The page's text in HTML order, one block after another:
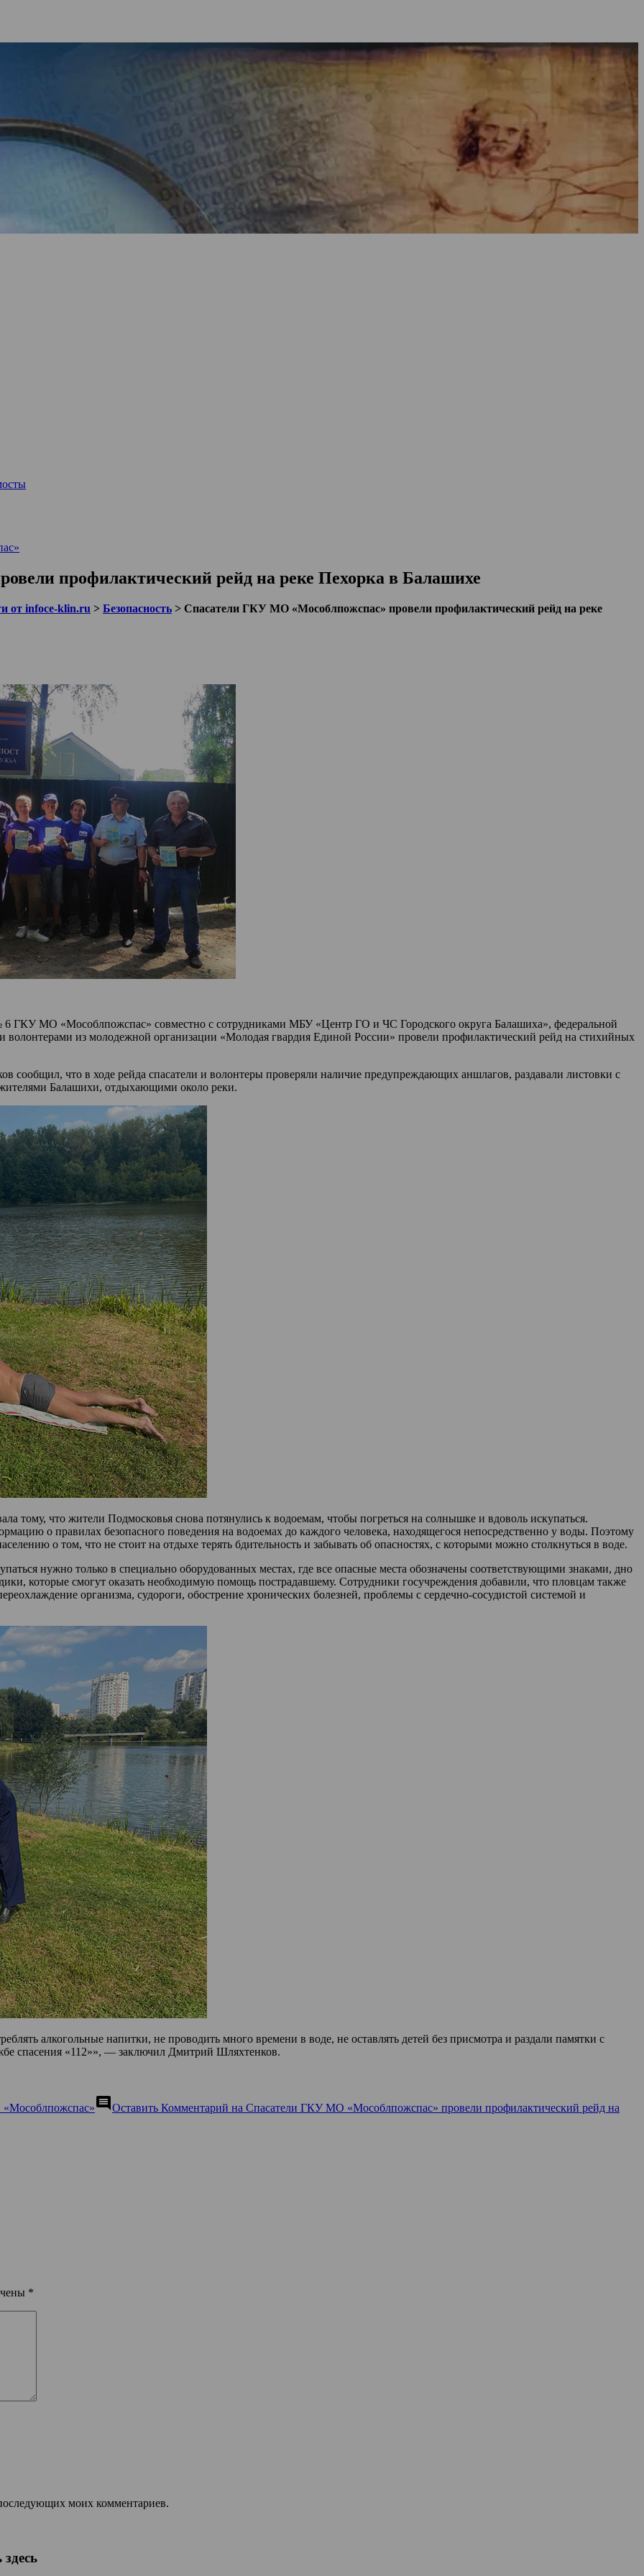
профилактический рейд на реке Пехорка в Балашихе
от infoce-klin.ru > Безопасность > Спасатели ГКУ МО «Мособлпожспас» провели профилактический рейд на реке
6 ГКУ МО «Мособлпожспас» совместно с сотрудниками МБУ «Центр ГО и ЧС Городского округа Балашиха», федеральной
из молодежной организации «Молодая гвардия Единой России» провели профилактический рейд на стихийных
сообщил, что в ходе рейда спасатели и волонтеры проверяли наличие предупреждающих аншлагов, раздавали листовки с
Балашихи, отдыхающими около реки.
тому, что жители Подмосковья снова потянулись к водоемам, чтобы погреться на солнышке и вдоволь искупаться.
о правилах безопасного поведения на водоемах до каждого человека, находящегося непосредственно у воды. Поэтому
о том, что не стоит на отдыхе терять бдительность и забывать об опасностях, с которыми можно столкнуться в воде.
нужно только в специально оборудованных местах, где все опасные места обозначены соответствующими знаками, дно
которые смогут оказать необходимую помощь пострадавшему. Сотрудники госучреждения добавили, что пловцам также
организма, судороги, обострение хронических болезней, проблемы с сердечно-сосудистой системой и
алкогольные напитки, не проводить много времени в воде, не оставлять детей без присмотра и раздали памятки с
спасения «112»», — заключил Дмитрий Шляхтенков.
comment Оставить Комментарий на Спасатели ГКУ МО «Мособлпожспас» провели профилактический рейд на
*
моих комментариев.